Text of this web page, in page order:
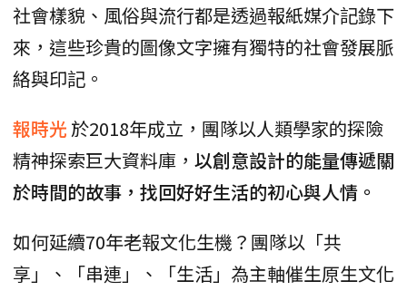
社會樣貌、風俗與流行都是透過報紙媒介記錄下
來，這些珍貴的圖像文字擁有獨特的社會發展脈
絡與印記。
報時光 於2018年成立，團隊以人類學家的探險
精神探索巨大資料庫， 以創意設計的能量傳遞關
於時間的故事，找回好好生活的初心與人情。
如何延續70年老報文化生機？團隊以「共
享」、「串連」、「生活」為主軸催生原生文化